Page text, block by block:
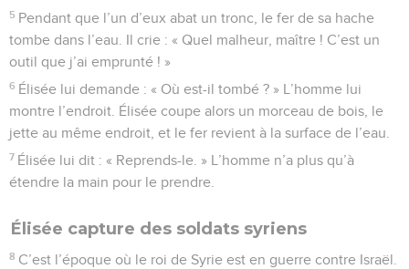
5 Pendant que l’un d’eux abat un tronc, le fer de sa hache
tombe dans l’eau. Il crie : « Quel malheur, maître ! C’est un
outil que j’ai emprunté ! »
6 Élisée lui demande : « Où est-il tombé ? » L’homme lui
montre l’endroit. Élisée coupe alors un morceau de bois, le
jette au même endroit, et le fer revient à la surface de l’eau.
7 Élisée lui dit : « Reprends-le. » L’homme n’a plus qu’à
étendre la main pour le prendre.
Élisée capture des soldats syriens
8 C’est l’époque où le roi de Syrie est en guerre contre Israël.